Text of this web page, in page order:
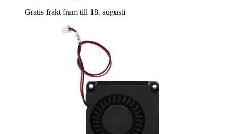
Gratis frakt fram till 18. augusti